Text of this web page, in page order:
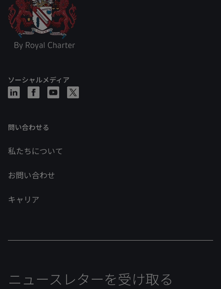
ソーシャルメディア
問い合わせる
私たちについて
お問い合わせ
キャリア
ニュースレターを受け取る